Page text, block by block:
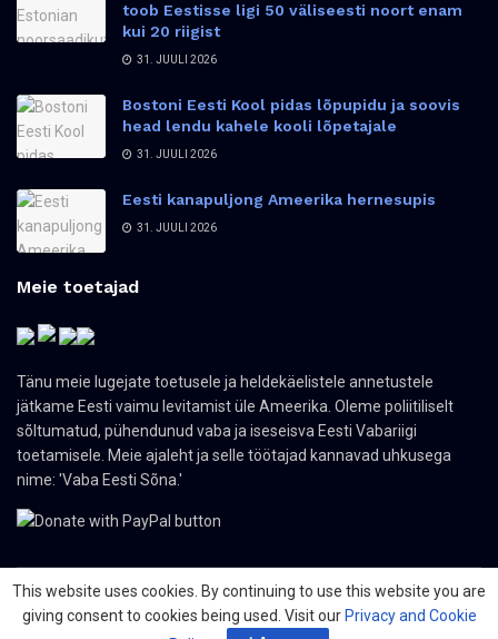
toob Eestisse ligi 50 väliseesti noort enam
kui 20 riigist
31. JUULI 2026
Bostoni Eesti Kool pidas lõpupidu ja soovis
head lendu kahele kooli lõpetajale
31. JUULI 2026
Eesti kanapuljong Ameerika hernesupis
31. JUULI 2026
Meie toetajad
Tänu meie lugejate toetusele ja heldekäelistele annetustele
jätkame Eesti vaimu levitamist üle Ameerika. Oleme poliitiliselt
sõltumatud, pühendunud vaba ja iseseisva Eesti Vabariigi
toetamisele. Meie ajaleht ja selle töötajad kannavad uhkusega
nime: 'Vaba Eesti Sõna.'
© 2024 The Nordic Press Estonian-American Publishers, Inc. All Rights
This website uses cookies. By continuing to use this website you are
giving consent to cookies being used. Visit our Privacy and Cookie